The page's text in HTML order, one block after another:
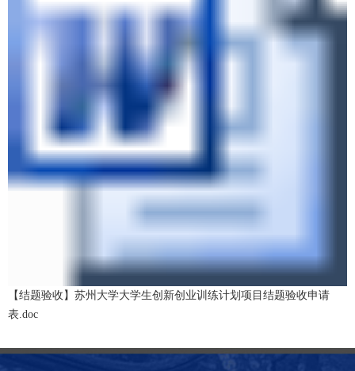
【结题验收】苏州大学大学生创新创业训练计划项目结题验收申请
表.doc